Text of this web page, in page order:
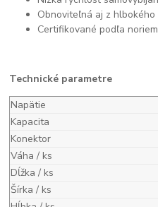
Obnoviteľná aj z hlbokého
Certifikované podľa
Technické parametre
Napätie
Kapacita
Konektor
Váha / ks
Dĺžka / ks
Šírka / ks